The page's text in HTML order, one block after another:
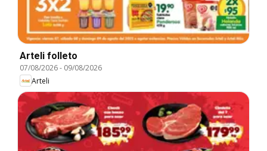
Arteli folleto
07/08/2026- 09/08/2026
Arteli